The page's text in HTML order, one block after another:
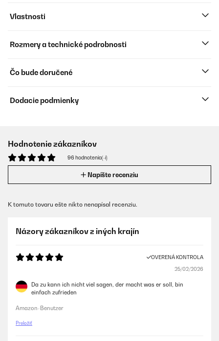
Vlastnosti
Rozmery a technické podrobnosti
Čo bude doručené
Dodacie podmienky
Hodnotenie zákazníkov
96 hodnotenia(-í)
Napíšte recenziu
K tomuto tovaru ešte nikto nenapísal recenziu.
Názory zákazníkov z iných krajín
OVERENÁ KONTROLA
25/02/2026
Da zu kann ich nicht viel sagen, der macht was er soll, bin
einfach zufrieden
Amazon-Benutzer
Preložiť